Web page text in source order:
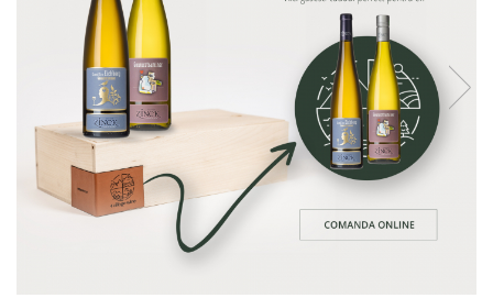
Domeniile Zinck
Castell del Remei
Sortare dupa soiul de vita de vie
Pinot blanc
Pinot Noir
Pinot Gris